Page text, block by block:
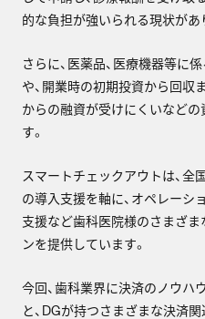
的な負担が強いられる現状があ
さらに、医薬品、医療機器等に
や、開業時の初期投資から回収
からの融資が受けにくいなど
す。
スマートチェックアウトは、全
の導入支援を軸に、オペレーシ
支援など歯科医院様のさまざ
ンを提供しています。
今回、歯科業界に決済のノウハ
と、DGが持つさまざまな決済